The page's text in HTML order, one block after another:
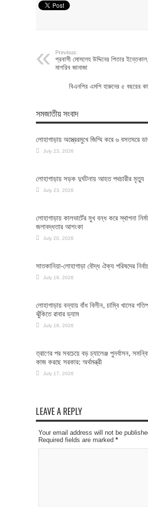
Previous:
প্রবাসী মোসলেহ উদ্দিনের পিতার
মাগরিব জানাজা
বিএনপির এমপি হারুনের ৫ বছরের
সমজাতীয় সংবাদ
লোহাগাড়ায় অস্ত্রেরমুখে জিম্মি করে ৬ বসতঘরে
July 23, 2026
লোহাগাড়ায় সড়ক দুর্ঘটনায় আহত পথচারীর মৃত্যু
July 23, 2026
লোহাগাড়ায় কালভার্টের মুখ বন্ধ করে স্থাপনা
জলাবদ্ধতার আশংকা
July 20, 2026
সাতকানিয়া-লোহাগাড়া বৌদ্ধ ঐক্য পরিষদের
July 19, 2026
লোহাগাড়ায় বন্যায় বাঁধ বিলীন, চাম্বি খালের
ঝুঁকিতে রাবার ড্যাম
July 18, 2026
ত্রাণের পর সবচেয়ে বড় চ্যালেঞ্জ পুনর্বাসন,
কাজ করছে সরকার: অর্থমন্ত্রী
July 17, 2026
LEAVE A REPLY
Your email address will not be
Required fields are marked *